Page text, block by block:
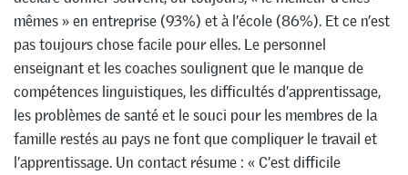
mêmes » en entreprise (93%) et à l’école (86%). Et ce n’est
pas toujours chose facile pour elles. Le personnel
enseignant et les coaches soulignent que le manque de
compétences linguistiques, les difficultés d’apprentissage,
les problèmes de santé et le souci pour les membres de la
famille restés au pays ne font que compliquer le travail et
l’apprentissage. Un contact résume : « C’est difficile